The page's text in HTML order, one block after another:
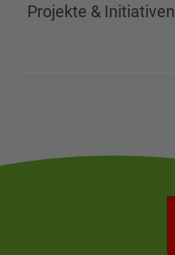
Projekte & Initiativen